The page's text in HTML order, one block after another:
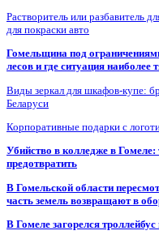
Растворитель или разбавитель
для покраски авто
Гомельщина под
лесов и где ситуация наиболее
Виды зеркал для шкафов-купе:
Беларуси
Корпоративные подарки с
Убийство в колледже в
предотвратить
В Гомельской области
часть земель возвращают в
В Гомеле загорелся троллейбус